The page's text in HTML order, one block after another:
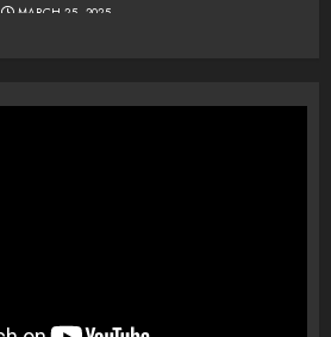
MARCH 25, 2025
“bosen” Joana Nano për